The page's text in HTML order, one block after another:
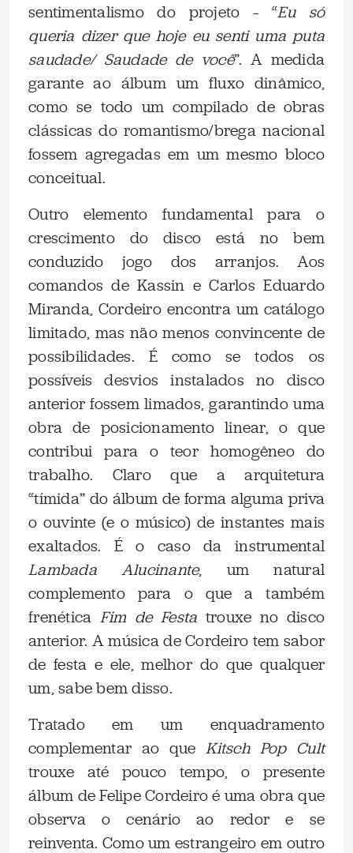
sentimentalismo do projeto – “Eu só
queria dizer que hoje eu senti uma puta
saudade/ Saudade de você”. A medida
garante ao álbum um fluxo dinâmico,
como se todo um compilado de obras
clássicas do romantismo/brega nacional
fossem agregadas em um mesmo bloco
conceitual.
Outro elemento fundamental para o
crescimento do disco está no bem
conduzido jogo dos arranjos. Aos
comandos de Kassin e Carlos Eduardo
Miranda, Cordeiro encontra um catálogo
limitado, mas não menos convincente de
possibilidades. É como se todos os
possíveis desvios instalados no disco
anterior fossem limados, garantindo uma
obra de posicionamento linear, o que
contribui para o teor homogêneo do
trabalho. Claro que a arquitetura
“tímida” do álbum de forma alguma priva
o ouvinte (e o músico) de instantes mais
exaltados. É o caso da instrumental
Lambada Alucinante, um natural
complemento para o que a também
frenética Fim de Festa trouxe no disco
anterior. A música de Cordeiro tem sabor
de festa e ele, melhor do que qualquer
um, sabe bem disso.
Tratado em um enquadramento
complementar ao queKitsch Pop Cult
trouxe até pouco tempo, o presente
álbum de Felipe Cordeiro é uma obra que
observa o cenário ao redor e se
reinventa. Como um estrangeiro em outro